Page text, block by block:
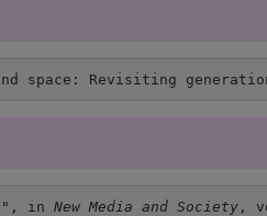
space: Revisiting
in New Media and Society,